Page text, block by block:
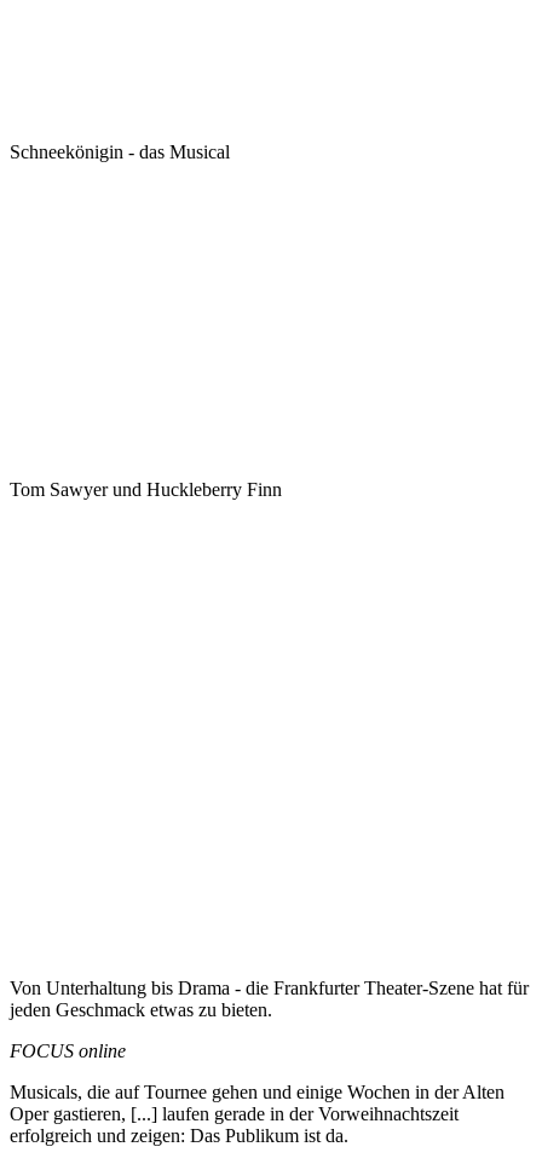
Schneekönigin - das Musical
Tom Sawyer und Huckleberry Finn
Von Unterhaltung bis Drama - die Frankfurter Theater-Szene hat für
jeden Geschmack etwas zu bieten.
FOCUS online
Musicals, die auf Tournee gehen und einige Wochen in der Alten
Oper gastieren, [...] laufen gerade in der Vorweihnachtszeit
erfolgreich und zeigen: Das Publikum ist da.